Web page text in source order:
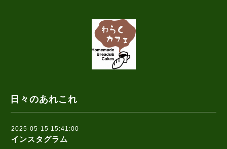
日々のあれこれ
2025-05-15 15:41:00
インスタグラム